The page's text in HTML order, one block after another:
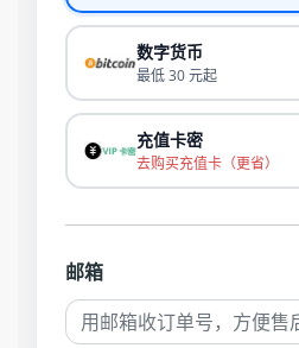
数字货币
最低 30 元起
充值卡密
去购买充值卡（更省）
邮箱